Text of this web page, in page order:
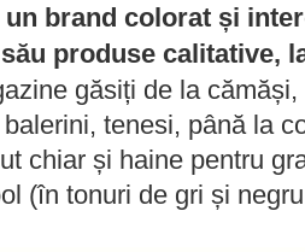
brand colorat și
ău produse calitative,
găsiți de la
tenesi, până la
chiar și haine pentru
(în tonuri de gri și